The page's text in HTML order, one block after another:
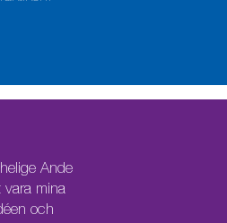
Ande
vara mina
och